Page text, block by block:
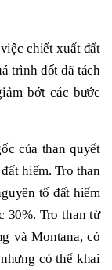
chiết xuất đất
trình đốt đã tách
bớt các bước
của than quyết
hiếm. Tro than
tố đất hiếm
30%. Tro than từ
và Montana, có
có thể khai